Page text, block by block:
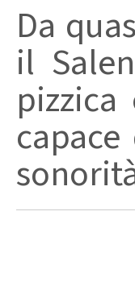
Da
il